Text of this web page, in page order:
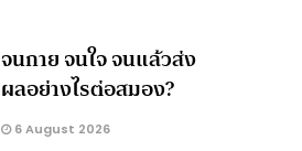
จนกาย จนใจ จนแล้วส่ง
ผลอย่างไรต่อสมอง?
6 August 2026